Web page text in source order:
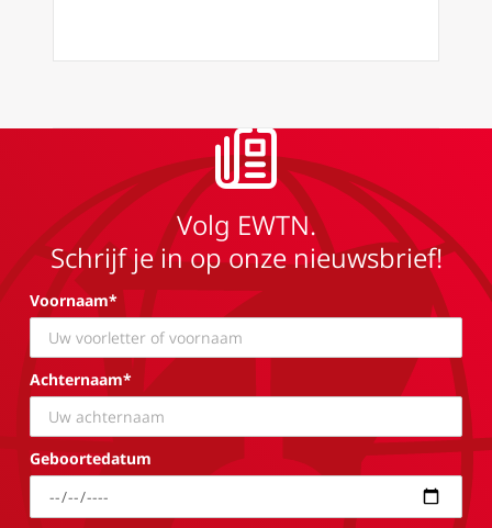
Volg EWTN.
Schrijf je in op onze nieuwsbrief!
Voornaam*
Achternaam*
Geboortedatum